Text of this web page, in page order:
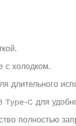
с холодком.
длительного
Type-C для
полностью